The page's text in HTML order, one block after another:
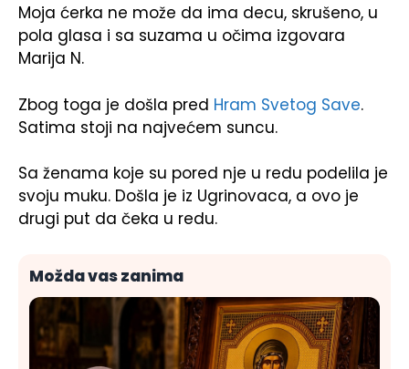
Moja ćerka ne može da ima decu, skrušeno, u
pola glasa i sa suzama u očima izgovara
Marija N.
Zbog toga je došla pred Hram Svetog Save.
Satima stoji na najvećem suncu.
Sa ženama koje su pored nje u redu podelila je
svoju muku. Došla je iz Ugrinovaca, a ovo je
drugi put da čeka u redu.
Možda vas zanima